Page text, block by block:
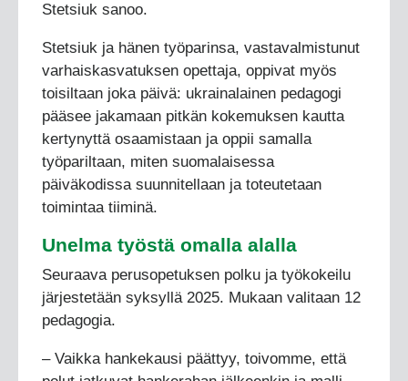
Stetsiuk sanoo.
Stetsiuk ja hänen työparinsa, vastavalmistunut
varhaiskasvatuksen opettaja, oppivat myös
toisiltaan joka päivä: ukrainalainen pedagogi
pääsee jakamaan pitkän kokemuksen kautta
kertynyttä osaamistaan ja oppii samalla
työpariltaan, miten suomalaisessa
päiväkodissa suunnitellaan ja toteutetaan
toimintaa tiiminä.
Unelma työstä omalla alalla
Seuraava perusopetuksen polku ja työkokeilu
järjestetään syksyllä 2025. Mukaan valitaan 12
pedagogia.
– Vaikka hankekausi päättyy, toivomme, että